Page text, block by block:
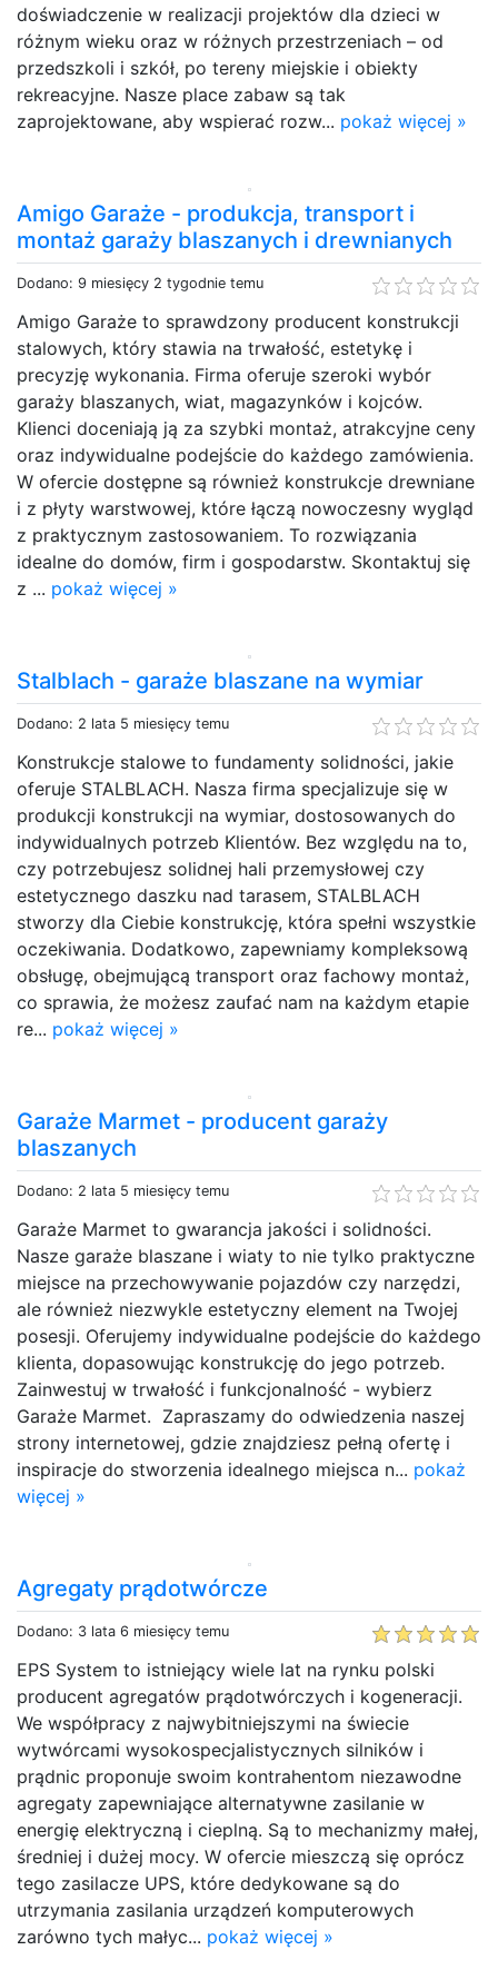
doświadczenie w realizacji projektów dla dzieci w
różnym wieku oraz w różnych przestrzeniach – od
przedszkoli i szkół, po tereny miejskie i obiekty
rekreacyjne. Nasze place zabaw są tak
zaprojektowane, aby wspierać rozw... pokaż więcej »
Amigo Garaże - produkcja, transport i
montaż garaży blaszanych i drewnianych
Dodano: 9 miesięcy 2 tygodnie temu
Amigo Garaże to sprawdzony producent konstrukcji
stalowych, który stawia na trwałość, estetykę i
precyzję wykonania. Firma oferuje szeroki wybór
garaży blaszanych, wiat, magazynków i kojców.
Klienci doceniają ją za szybki montaż, atrakcyjne ceny
oraz indywidualne podejście do każdego zamówienia.
W ofercie dostępne są również konstrukcje drewniane
i z płyty warstwowej, które łączą nowoczesny wygląd
z praktycznym zastosowaniem. To rozwiązania
idealne do domów, firm i gospodarstw. Skontaktuj się
z ... pokaż więcej »
Stalblach - garaże blaszane na wymiar
Dodano: 2 lata 5 miesięcy temu
Konstrukcje stalowe to fundamenty solidności, jakie
oferuje STALBLACH. Nasza firma specjalizuje się w
produkcji konstrukcji na wymiar, dostosowanych do
indywidualnych potrzeb Klientów. Bez względu na to,
czy potrzebujesz solidnej hali przemysłowej czy
estetycznego daszku nad tarasem, STALBLACH
stworzy dla Ciebie konstrukcję, która spełni wszystkie
oczekiwania. Dodatkowo, zapewniamy kompleksową
obsługę, obejmującą transport oraz fachowy montaż,
co sprawia, że możesz zaufać nam na każdym etapie
re... pokaż więcej »
Garaże Marmet - producent garaży
blaszanych
Dodano: 2 lata 5 miesięcy temu
Garaże Marmet to gwarancja jakości i solidności.
Nasze garaże blaszane i wiaty to nie tylko praktyczne
miejsce na przechowywanie pojazdów czy narzędzi,
ale również niezwykle estetyczny element na Twojej
posesji. Oferujemy indywidualne podejście do każdego
klienta, dopasowując konstrukcję do jego potrzeb.
Zainwestuj w trwałość i funkcjonalność - wybierz
Garaże Marmet. Zapraszamy do odwiedzenia naszej
strony internetowej, gdzie znajdziesz pełną ofertę i
inspiracje do stworzenia idealnego miejsca n... pokaż
więcej »
Agregaty prądotwórcze
Dodano: 3 lata 6 miesięcy temu
EPS System to istniejący wiele lat na rynku polski
producent agregatów prądotwórczych i kogeneracji.
We współpracy z najwybitniejszymi na świecie
wytwórcami wysokospecjalistycznych silników i
prądnic proponuje swoim kontrahentom niezawodne
agregaty zapewniające alternatywne zasilanie w
energię elektryczną i cieplną. Są to mechanizmy małej,
średniej i dużej mocy. W ofercie mieszczą się oprócz
tego zasilacze UPS, które dedykowane są do
utrzymania zasilania urządzeń komputerowych
zarówno tych małyc... pokaż więcej »